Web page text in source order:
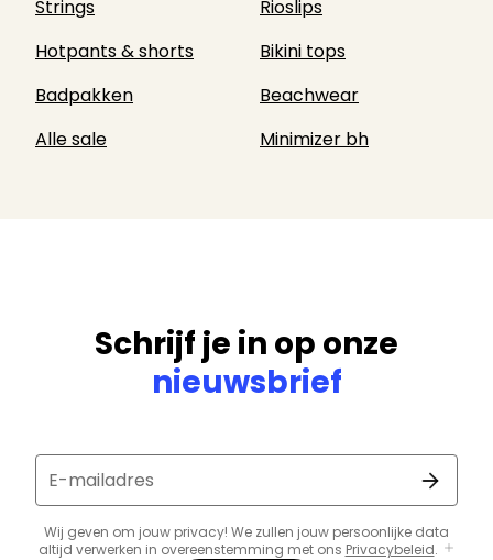
Strings
Rioslips
Hotpants & shorts
Bikini tops
Badpakken
Beachwear
Alle sale
Minimizer bh
Schrijf je in op onze
nieuwsbrief
E-mailadres
Wij geven om jouw privacy! We zullen jouw persoonlijke data
altijd verwerken in overeenstemming met ons Privacybeleid.